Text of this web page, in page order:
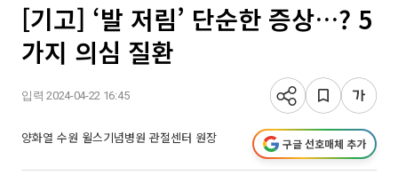
[기고] ‘발 저림’ 단순한 증상…? 5
가지 의심 질환
입력 2024-04-22 16:45
양화열 수원 윌스기념병원 관절센터 원장 구글 선호매체 추가